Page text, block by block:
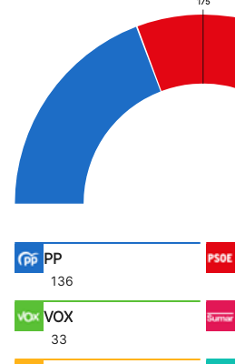
PP
136
VOX
33